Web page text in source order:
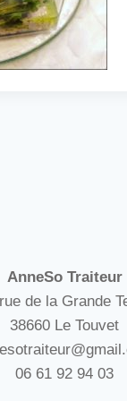
AnneSo Traiteur
de la Grande
38660 Le Touvet
06 61 92 94 03